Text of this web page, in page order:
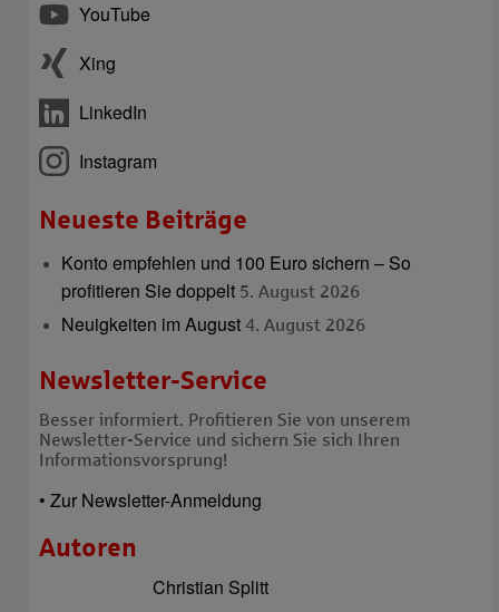
YouTube
Xing
LinkedIn
Instagram
Neueste Beiträge
Konto empfehlen und 100 Euro sichern – So
profitieren Sie doppelt 5. August 2026
Neuigkeiten im August 4. August 2026
Newsletter-Service
Besser informiert. Profitieren Sie von unserem
Newsletter-Service und sichern Sie sich Ihren
Informationsvorsprung!
• Zur Newsletter-Anmeldung
Autoren
Christian Splitt